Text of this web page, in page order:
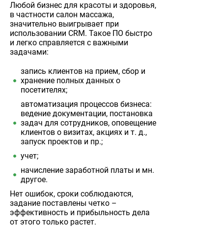
Любой бизнес для красоты и здоровья,
в частности салон массажа,
значительно выигрывает при
использовании CRM. Такое ПО быстро
и легко справляется с важными
задачами:
запись клиентов на прием, сбор и
хранение полных данных о
посетителях;
автоматизация процессов бизнеса:
ведение документации, постановка
задач для сотрудников, оповещение
клиентов о визитах, акциях и т. д.,
запуск проектов и пр.;
учет;
начисление заработной платы и мн.
другое.
Нет ошибок, сроки соблюдаются,
задание поставлены четко –
эффективность и прибыльность дела
от этого только растет.